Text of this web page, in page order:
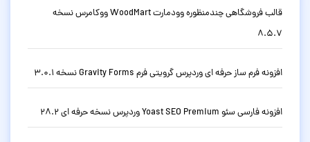
قالب فروشگاهی چندمنظوره وودمارت WoodMart ووکامرس نسخه
8.5.7
افزونه فرم ساز حرفه ای وردپرس گرویتی فرم Gravity Forms نسخه 3.0.1
افزونه فارسی سئو Yoast SEO Premium وردپرس نسخه حرفه ای 28.2